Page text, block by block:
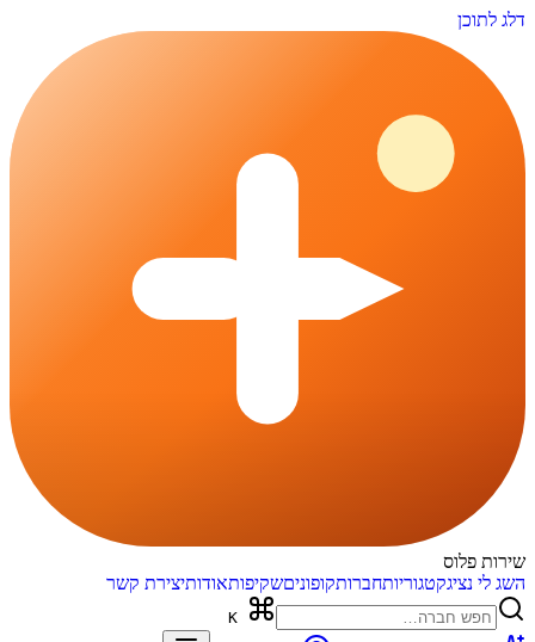
דלג לתוכן
שירות פלוס
השג לי נציגקטגוריותחברותקופוניםשקיפותאודותיצירת קשר